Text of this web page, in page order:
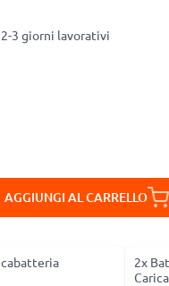
2-3 giorni lavorativi
AGGIUNGI AL CARRELLO
2x